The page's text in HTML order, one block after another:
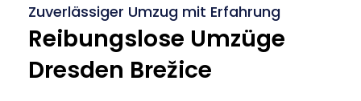
Zuverlässiger Umzug mit Erfahrung
Reibungslose Umzüge
Dresden Brežice